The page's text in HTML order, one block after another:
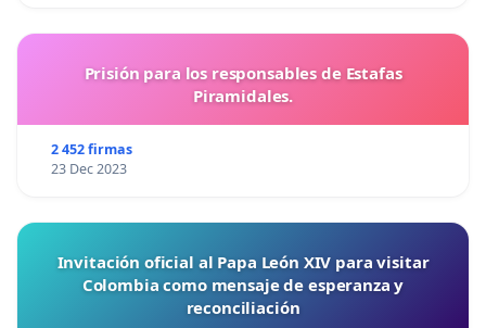
Prisión para los responsables de Estafas
Piramidales.
2 452 firmas
23 Dec 2023
Invitación oficial al Papa León XIV para visitar
Colombia como mensaje de esperanza y
reconciliación